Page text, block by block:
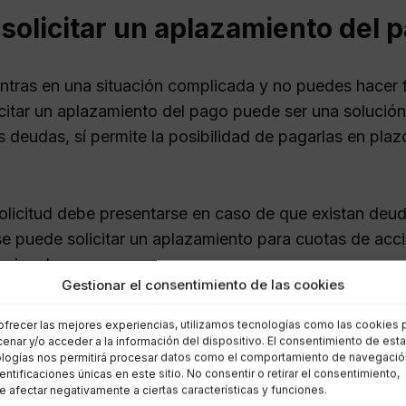
Gestionar el consentimiento de las cookies
las mejores experiencias, utilizamos tecnologías como las cookies
y/o acceder a la información del dispositivo. El consentimiento de
nos permitirá procesar datos como el comportamiento de
únicas en este sitio. No consentir o retirar el consentimiento,
afectar negativamente a ciertas características y funciones.
un aplazamiento del
en una situación complicada y no puedes
un aplazamiento del pago puede ser una
deudas, sí permite la posibilidad de pagarlas en
debe presentarse en caso de que existan
puede solicitar un aplazamiento para cuotas de
acudir a laTesorería General de la Seguridad
presentar un modelo de solicitud, un
de liquidación.
detallar en la solicitud las circunstancias
y los plazos de pago propuestos.